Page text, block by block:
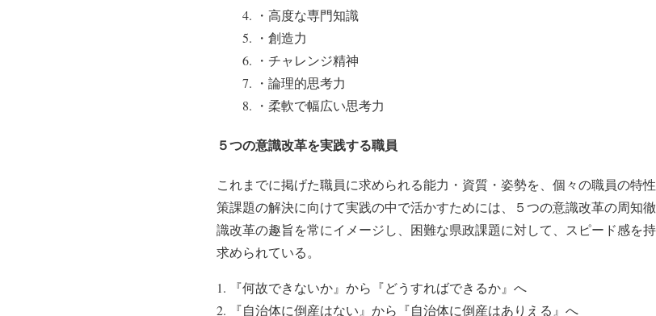
・高度な専門知識
・創造力
・チャレンジ精神
・論理的思考力
・柔軟で幅広い思考力
５つの意識改革を実践する職員
これまでに掲げた職員に求められる能力・資質・姿勢を、個々の職員の特
策課題の解決に向けて実践の中で活かすためには、５つの意識改革の周知
識改革の趣旨を常にイメージし、困難な県政課題に対して、スピード感を
求められている。
『何故できないか』から『どうすればできるか』へ
『自治体に倒産はない』から『自治体に倒産はありえる』へ